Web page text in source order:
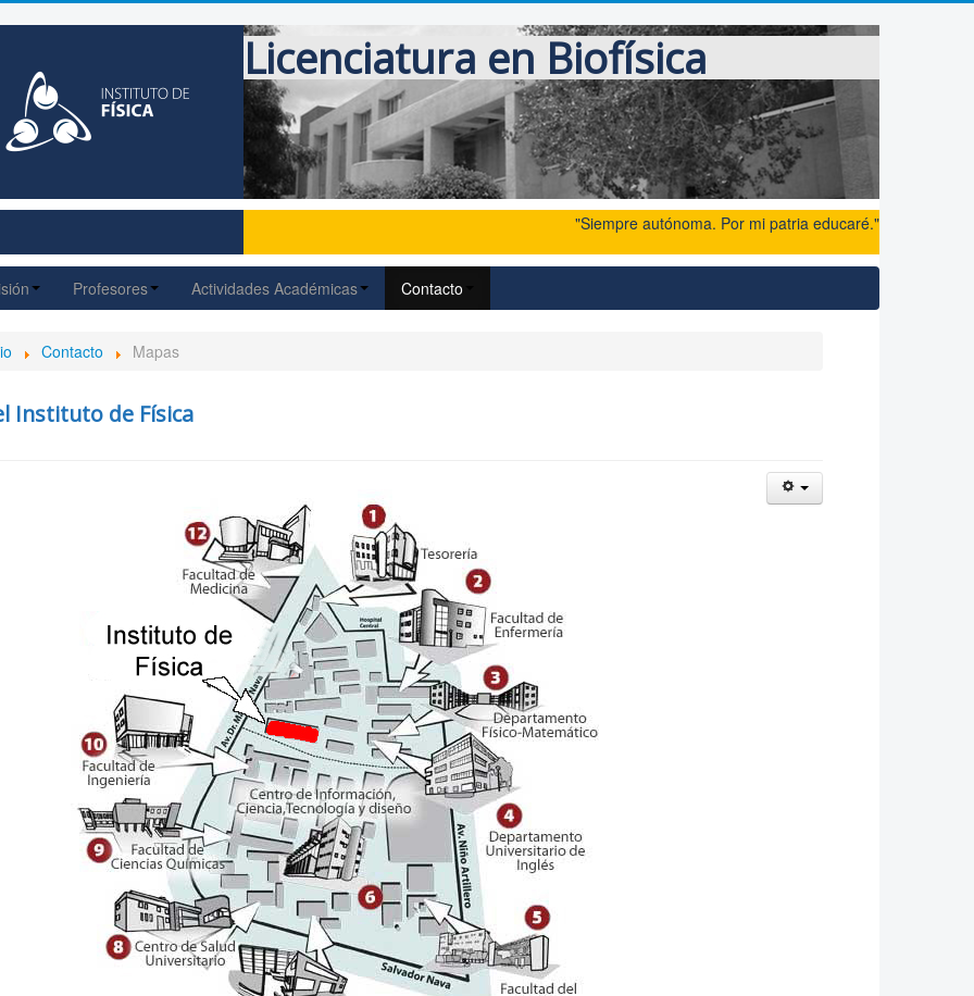
Licenciatura en Biofísica
"Siempre autónoma. Por mi patria educaré."
Profesores Actividades Académicas Contacto
Contacto Mapas
Instituto de Física